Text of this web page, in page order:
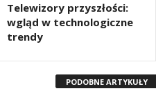
Telewizory przyszłości:
wgląd w technologiczne
trendy
PODOBNE ARTYKUŁY